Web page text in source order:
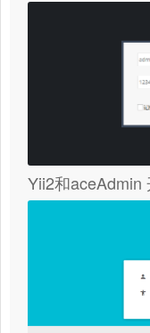
Yii2和aceAdmin